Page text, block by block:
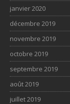
janvier 2020
décembre 2019
novembre 2019
octobre 2019
septembre 2019
août 2019
juillet 2019